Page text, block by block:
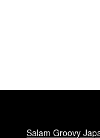
Salam Groovy